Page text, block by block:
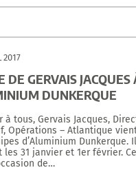
2017
DE GERVAIS JACQUES
DUNKERQUE
à tous, Gervais Jacques,
Opérations – Atlantique
d’Aluminium Dunkerque.
les 31 janvier et 1er février.
de…